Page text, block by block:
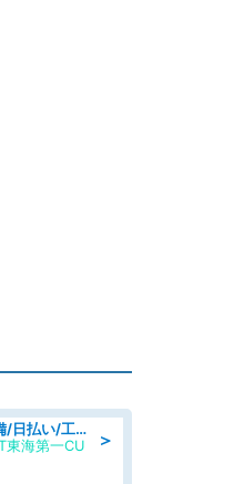
＞
電子部品の組立・検査/寮完備/日払い/工場・製造
東海第一CU